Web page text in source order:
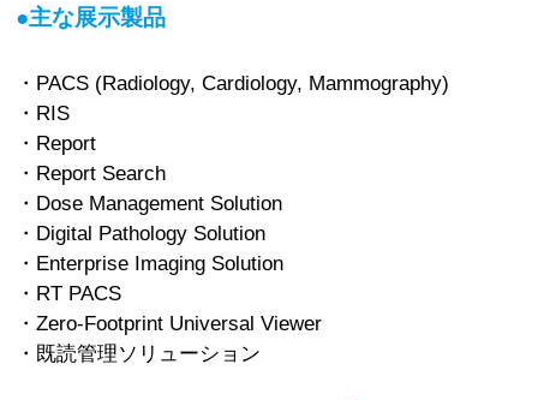
●主な展示製品
・PACS (Radiology, Cardiology, Mammography)
・RIS
・Report
・Report Search
・Dose Management Solution
・Digital Pathology Solution
・Enterprise Imaging Solution
・RT PACS
・Zero-Footprint Universal Viewer
・既読管理ソリューション